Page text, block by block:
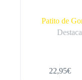
Patito de
22,95€